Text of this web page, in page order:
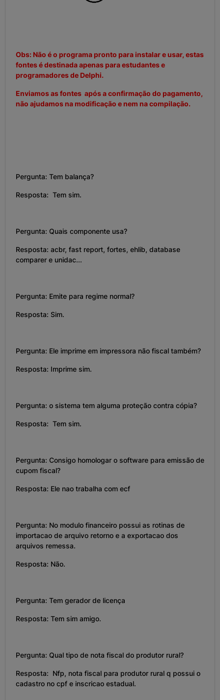
Obs: Não é o programa pronto para instalar e usar, estas
fontes é destinada apenas para estudantes e
programadores de Delphi.
Enviamos as fontes após a confirmação do pagamento,
não ajudamos na modificação e nem na compilação.
Pergunta: Tem balança?
Resposta: Tem sim.
Pergunta: Quais componente usa?
Resposta: acbr, fast report, fortes, ehlib, database
comparer e unidac...
Pergunta: Emite para regime normal?
Resposta: Sim.
Pergunta: Ele imprime em impressora não fiscal também?
Resposta: Imprime sim.
Pergunta: o sistema tem alguma proteção contra cópia?
Resposta: Tem sim.
Pergunta: Consigo homologar o software para emissão de
cupom fiscal?
Resposta: Ele nao trabalha com ecf
Pergunta: No modulo financeiro possui as rotinas de
importacao de arquivo retorno e a exportacao dos
arquivos remessa.
Resposta: Não.
Pergunta: Tem gerador de licença
Resposta: Tem sim amigo.
Pergunta: Qual tipo de nota fiscal do produtor rural?
Resposta: Nfp, nota fiscal para produtor rural q possui o
cadastro no cpf e inscricao estadual.